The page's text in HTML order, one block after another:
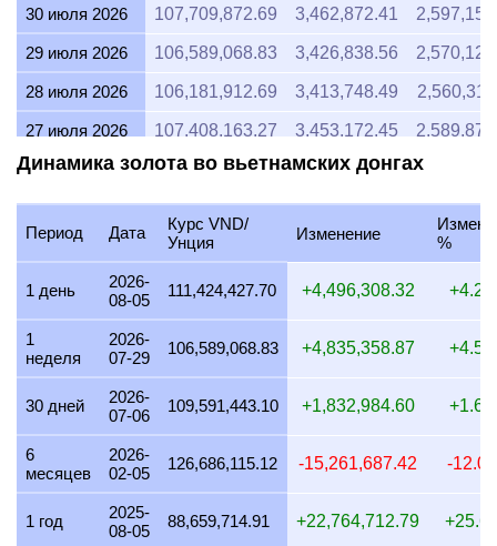
30 июля 2026 107,709,872.69 3,462,872.41
29 июля 2026 106,589,068.83 3,426,838.56
28 июля 2026 106,181,912.69 3,413,748.49
27 июля 2026 107,408,163.27 3,453,172.45
26 июля 2026 106,557,214.43 3,425,814.44
25 июля 2026 106,587,044.53 3,426,773.48
24 июля 2026 107,020,325.20
23 июля 2026 106,541,657.79 3,425,314.30
22 июля 2026 109,179,783.32
21 июля 2026
20 июля 2026 105,180,128.23 3,381,541.12
19 июля 2026 105,602,531.08
18 июля 2026
17 июля 2026 105,602,531.08 3,395,121.37
Динамика золота во вьетнамских донгах
Период Дата
Курс VND/
Унция
Изменение
%
1 день
2026-
08-05
111,424,427.70 +4,496,308.32
1
неделя
2026-
07-29
106,589,068.83 +4,835,358.87
30 дней
2026-
07-06
109,591,443.10 +1,832,984.60
6
месяцев
2026-
02-05
126,686,115.12 -15,261,687.42 -
1 год
2025-
08-05
88,659,714.91 +22,764,712.79